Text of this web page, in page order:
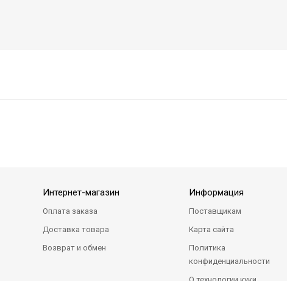
Интернет-магазин
Оплата заказа
Доставка товара
Возврат и обмен
Информация
Поставщикам
Карта сайта
Политика
конфиденциальности